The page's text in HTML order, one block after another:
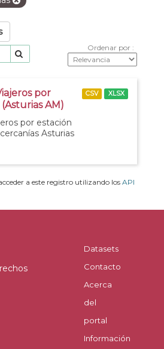
Ordenar por
por
AM)
por estación
Asturias
CSV XLSX
a este registro utilizando los API
Datasets
Contacto
Acerca
del
portal
Información